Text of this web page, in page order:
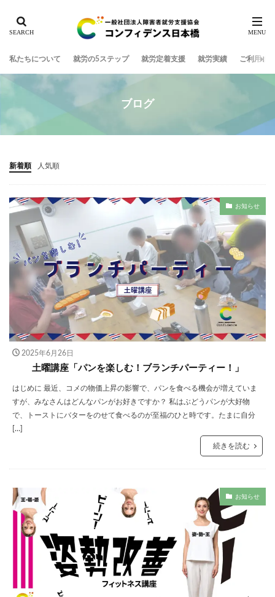
私たちについて 就労の5ステップ 就労定着支援 就労実績 ご利用ま
ブログ
新着順 人気順
お知らせ
2025年6月26日
土曜講座「パンを楽しむ！ブランチパーティー！」
はじめに 最近、コメの物価上昇の影響で、パンを食べる機会が増えていま
すが、みなさんはどんなパンがお好きですか？ 私はぶどうパンが大好物
で、トーストにバターをのせて食べるのが至福のひと時です。たまに自分
[…]
続きを読む
お知らせ